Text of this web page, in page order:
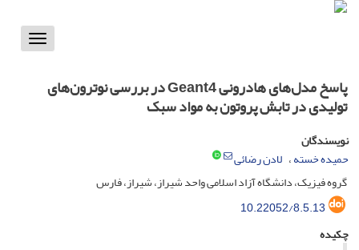
Toggle
پاسخ مدل‌های هادرونی Geant4 در بررسی نوترون‌های
تولیدی در تابش پروتون به مواد سبک
نویسندگان
حمیده خسته لادن رضائی
گروه فیزیک، دانشگاه آزاد اسلامی واحد شیراز، شیراز، فارس
10.22052/8.5.13
چکیده